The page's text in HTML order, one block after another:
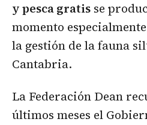
y pesca gratis se
momento
la gestión de la fauna
Cantabria.
La Federación Dean
últimos meses el